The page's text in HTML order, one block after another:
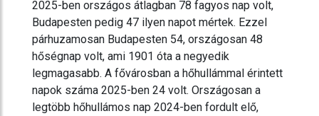
2025-ben országos átlagban 78 fagyos nap volt,
Budapesten pedig 47 ilyen napot mértek. Ezzel
párhuzamosan Budapesten 54, országosan 48
hőségnap volt, ami 1901 óta a negyedik
legmagasabb. A fővárosban a hőhullámmal érintett
napok száma 2025-ben 24 volt. Országosan a
legtöbb hőhullámos nap 2024-ben fordult elő,